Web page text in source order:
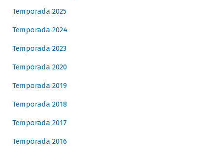
Temporada 2025
Temporada 2024
Temporada 2023
Temporada 2020
Temporada 2019
Temporada 2018
Temporada 2017
Temporada 2016